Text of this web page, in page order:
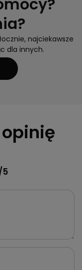
najciekawsze
dla innych.
5